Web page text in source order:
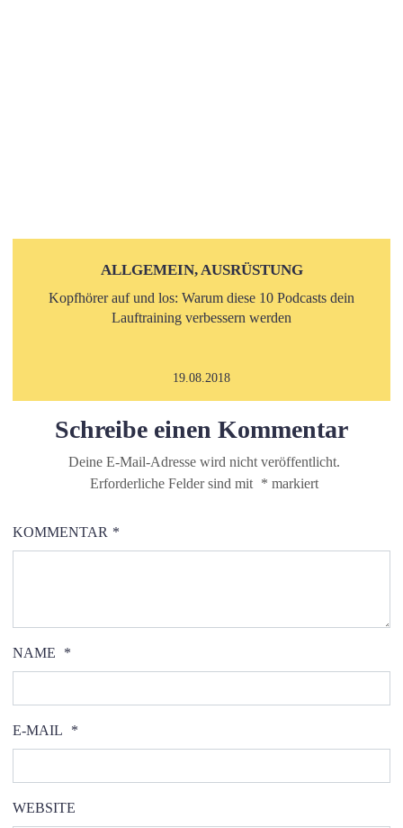
ALLGEMEIN, AUSRÜSTUNG
Kopfhörer auf und los: Warum diese 10 Podcasts dein
Lauftraining verbessern werden
19.08.2018
Schreibe einen Kommentar
Deine E-Mail-Adresse wird nicht veröffentlicht.
Erforderliche Felder sind mit * markiert
KOMMENTAR *
NAME *
E-MAIL *
WEBSITE